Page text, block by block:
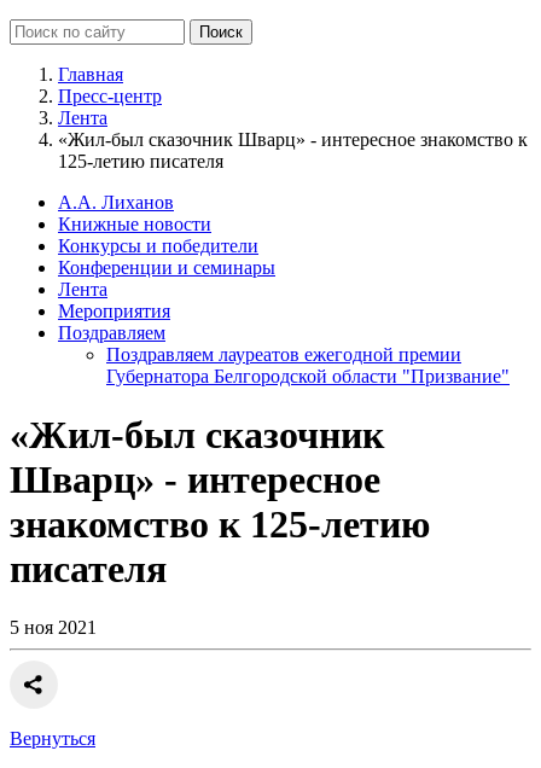
Главная
Пресс-центр
Лента
«Жил-был сказочник Шварц» - интересное знакомство к
125-летию писателя
А.А. Лиханов
Книжные новости
Конкурсы и победители
Конференции и семинары
Лента
Мероприятия
Поздравляем
Поздравляем лауреатов ежегодной премии
Губернатора Белгородской области "Призвание"
«Жил-был сказочник
Шварц» - интересное
знакомство к 125-летию
писателя
5 ноя 2021
Вернуться